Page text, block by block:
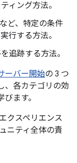
ィング方法。
ど、特定の条件
行する方法。
追跡する方法。
ーバー開始の 3 つ
、各カテゴリの効
ます。
クスペリエンス
ニティ全体の責